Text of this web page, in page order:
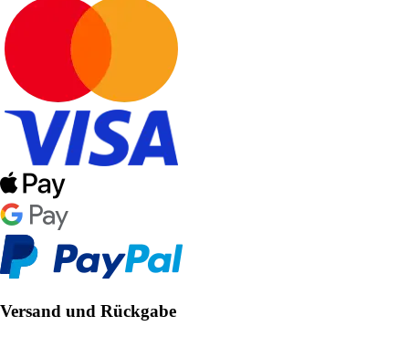
Versand und Rückgabe